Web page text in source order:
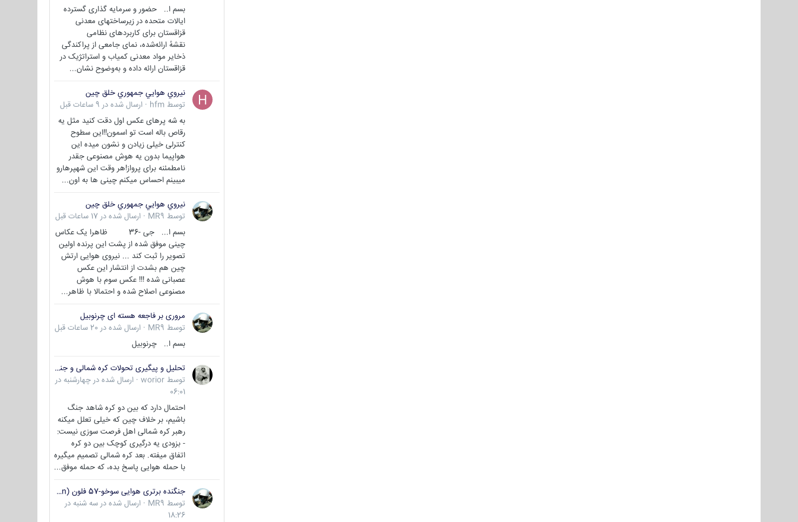
بسم ا.. حضور و سرمایه گذاری گسترده
ایالات متحده در زیرساختهای معدنی
قزاقستان برای کاربردهای نظامی
نقشهٔ ارائه‌شده، نمای جامعی از پراکندگی
ذخایر مواد معدنی کمیاب و استراتژیک در
قزاقستان ارائه داده و به‌وضوح نشان...
نيروي هوايي جمهوري خلق چين
توسط hfm
· ارسال شده در 9 ساعات قبل
به شه پرهای عکس اول دقت کنید مثل یه
رقاص باله است تو اسمون!!این سطوح
کنترلی خیلی زیادن و نشون میده این
هواپیما بدون یه هوش مصنوعی جقدر
نامطمئنه برای پرواز!هر وقت این شهپرهارو
میبینم احساس میکنم چینی ها به اون...
نيروي هوايي جمهوري خلق چين
توسط MR9
· ارسال شده در 17 ساعات قبل
بسم ا... جی -36 ظاهرا یک عکاس
چینی موفق شده از پشت این پرنده اولین
تصویر را ثبت کند ... نیروی هوایی ارتش
چین هم بشدت از انتشار این عکس
عصبانی شده !!! عکس سوم با هوش
مصنوعی اصلاح شده و احتمالا با ظاهر...
مروری بر فاجعه هسته ای چرنوبیل
توسط MR9
· ارسال شده در 20 ساعات قبل
بسم ا.. چرنوبیل
تحلیل و پیگیری تحولات کره شمالی و جنوبی
توسط worior
· ارسال شده در چهارشنبه در
06:01
احتمال دارد که بین دو کره شاهد جنگ
باشیم، بر خلاف چین که خیلی تعلل میکنه
رهبر کره شمالی اهل فرصت سوزی نیست:
- بزودی یه درگیری کوچک بین دو کره
اتفاق میفته. بعد کره شمالی تصمیم میگیره
با حمله هوایی پاسخ بده، که حمله موفق...
جنگنده برتری هوایی سوخو-57 فلون (Su-57/Felon)
توسط MR9
· ارسال شده در سه شنبه در
18:26